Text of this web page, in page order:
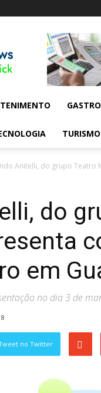
Anitelli, do grupo Teatro
do
em
no dia 3 de
no Twitter